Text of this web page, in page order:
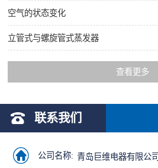
空气的状态变化
立管式与螺旋管式蒸发器
查看更多
联系我们
公司名称: 青岛巨维电器有限公司